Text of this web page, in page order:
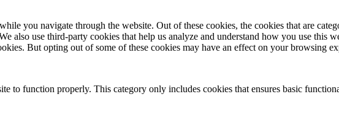
you navigate through the website. Out of these cookies, the cookies that are
also use third-party cookies that help us analyze and understand how you use this
But opting out of some of these cookies may have an effect on your browsing
to function properly. This category only includes cookies that ensures basic